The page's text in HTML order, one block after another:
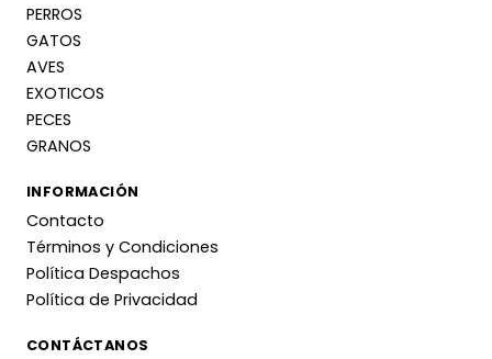
PERROS
GATOS
AVES
EXOTICOS
PECES
GRANOS
INFORMACIÓN
Contacto
Términos y Condiciones
Política Despachos
Política de Privacidad
CONTÁCTANOS